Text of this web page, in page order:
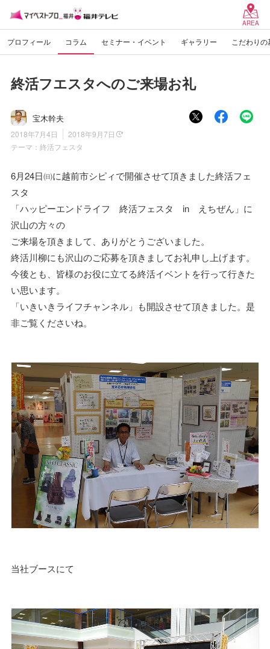
AREA
プロフィール コラム セミナー・イベント ギャラリー こだわりの
終活フエスタへのご来場お礼
宝木幹夫
2018年7月4日
2018年9月7日
テーマ： 終活フェスタ
6月24日㈰に越前市シピィで開催させて頂きました終活フェ
スタ
「ハッピーエンドライフ 終活フェスタ in えちぜん」に
沢山の方々の
ご来場を頂きまして、ありがとうございました。
終活川柳にも沢山のご応募を頂きましてお礼申し上げます。
今後とも、皆様のお役に立てる終活イベントを行って行きた
い思います。
「いきいきライフチャンネル」も開設させて頂きました。是
非ご覧くださいね。
当社ブースにて